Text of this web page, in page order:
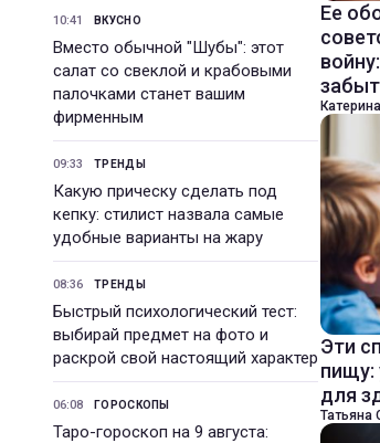
10:41 ВКУСНО
Вместо обычной "Шубы": этот
салат со свеклой и крабовыми
палочками станет вашим
фирменным
09:33 ТРЕНДЫ
Какую прическу сделать под
кепку: стилист назвала самые
удобные варианты на жару
08:36 ТРЕНДЫ
Быстрый психологический тест:
выбирай предмет на фото и
раскрой свой настоящий характер
06:08 ГОРОСКОПЫ
Таро-гороскоп на 9 августа:
Ее
Эти
пищу:
для
Татьяна